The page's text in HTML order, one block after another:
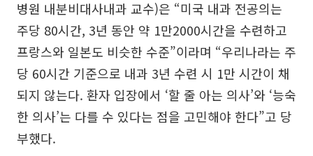
병원 내분비대사내과 교수)은 “미국 내과 전공의는
주당 80시간, 3년 동안 약 1만2000시간을 수련하고
프랑스와 일본도 비슷한 수준”이라며 “우리나라는 주
당 60시간 기준으로 내과 3년 수련 시 1만 시간이 채
되지 않는다. 환자 입장에서 ‘할 줄 아는 의사’와 ‘능숙
한 의사’는 다를 수 있다는 점을 고민해야 한다”고 당
부했다.